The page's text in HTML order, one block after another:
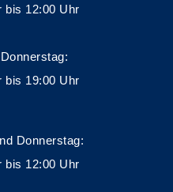
bis 12:00 Uhr
bis 19:00 Uhr
Donnerstag:
bis 12:00 Uhr